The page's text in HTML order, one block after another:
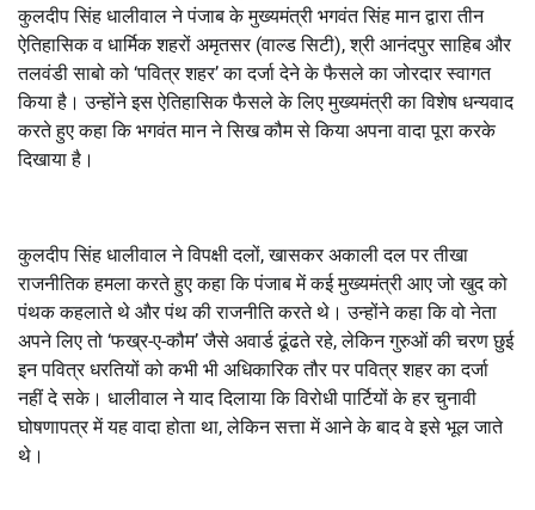
कुलदीप सिंह धालीवाल ने पंजाब के मुख्यमंत्री भगवंत सिंह मान द्वारा तीन
ऐतिहासिक व धार्मिक शहरों अमृतसर (वाल्ड सिटी), श्री आनंदपुर साहिब और
तलवंडी साबो को ‘पवित्र शहर’ का दर्जा देने के फैसले का जोरदार स्वागत
किया है। उन्होंने इस ऐतिहासिक फैसले के लिए मुख्यमंत्री का विशेष धन्यवाद
करते हुए कहा कि भगवंत मान ने सिख कौम से किया अपना वादा पूरा करके
दिखाया है।
कुलदीप सिंह धालीवाल ने विपक्षी दलों, खासकर अकाली दल पर तीखा
राजनीतिक हमला करते हुए कहा कि पंजाब में कई मुख्यमंत्री आए जो खुद को
पंथक कहलाते थे और पंथ की राजनीति करते थे। उन्होंने कहा कि वो नेता
अपने लिए तो ‘फख्र-ए-कौम’ जैसे अवार्ड ढूंढते रहे, लेकिन गुरुओं की चरण छुई
इन पवित्र धरतियों को कभी भी अधिकारिक तौर पर पवित्र शहर का दर्जा
नहीं दे सके। धालीवाल ने याद दिलाया कि विरोधी पार्टियों के हर चुनावी
घोषणापत्र में यह वादा होता था, लेकिन सत्ता में आने के बाद वे इसे भूल जाते
थे।